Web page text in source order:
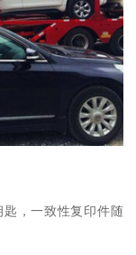
，一致性复印件随